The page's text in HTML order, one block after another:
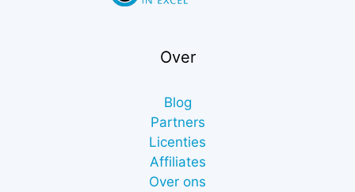
Over
Blog
Partners
Licenties
Affiliates
Over ons